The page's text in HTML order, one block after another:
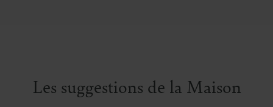
Les suggestions de la Maison